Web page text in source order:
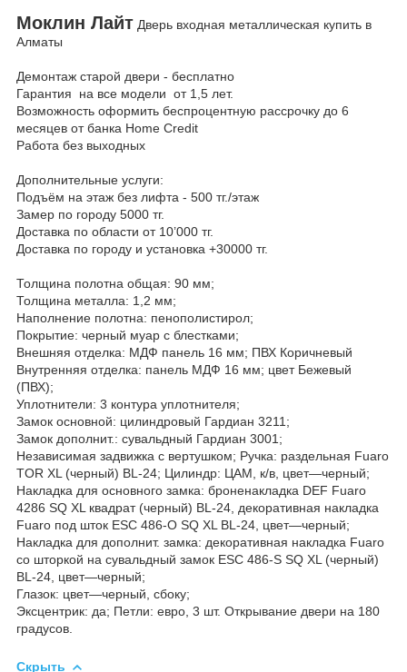
Моклин Лайт Дверь входная металлическая купить в
Алматы
Демонтаж старой двери - бесплатно
Гарантия на все модели от 1,5 лет.
Возможность оформить беспроцентную рассрочку до 6
месяцев от банка Home Credit
Работа без выходных
Дополнительные услуги:
Подъём на этаж без лифта - 500 тг./этаж
Замер по городу 5000 тг.
Доставка по области от 10’000 тг.
Доставка по городу и установка +30000 тг.
Толщина полотна общая: 90 мм;
Толщина металла: 1,2 мм;
Наполнение полотна: пенополистирол;
Покрытие: черный муар с блестками;
Внешняя отделка: МДФ панель 16 мм; ПВХ Коричневый
Внутренняя отделка: панель МДФ 16 мм; цвет Бежевый
(ПВХ);
Уплотнители: 3 контура уплотнителя;
Замок основной: цилиндровый Гардиан 3211;
Замок дополнит.: сувальдный Гардиан 3001;
Независимая задвижка с вертушком; Ручка: раздельная Fuaro
TOR XL (черный) BL-24; Цилиндр: ЦАМ, к/в, цвет—черный;
Накладка для основного замка: броненакладка DEF Fuaro
4286 SQ XL квадрат (черный) BL-24, декоративная накладка
Fuaro под шток ESC 486-O SQ XL BL-24, цвет—черный;
Накладка для дополнит. замка: декоративная накладка Fuaro
со шторкой на сувальдный замок ESC 486-S SQ XL (черный)
BL-24, цвет—черный;
Глазок: цвет—черный, сбоку;
Эксцентрик: да; Петли: евро, 3 шт. Открывание двери на 180
градусов.
Скрыть